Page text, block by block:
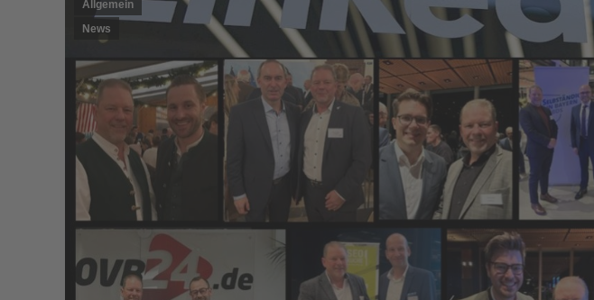
Allgemein
News